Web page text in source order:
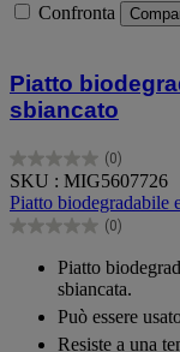
Confronta
Piatto
sbiancato
(0)
0.0
su
5
stelle.
SKU : MIG5607726
Piatto biodegradabile
(0)
0.0
Piatto
sbiancata.
Può essere
Resiste a una